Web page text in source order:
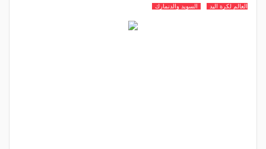
العالم لكرة اليد
السويد والدنمارك